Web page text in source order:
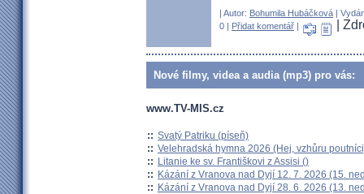
| Autor: Bohumila Hubáčková |
0 | Přidat komentář | |
Nové filmy, videa a audia (mp3) pro vás:
www.TV-MIS.cz
:: Svatý Patriku (píseň)
:: Velehradská hymna 2026 (Hej, vzhůru
:: Litanie ke sv. Františkovi z Assisi ()
:: Kázání z Vranova nad Dyjí 12. 7. 2026 (15.
:: Kázání z Vranova nad Dyjí 28. 6. 2026 (13.